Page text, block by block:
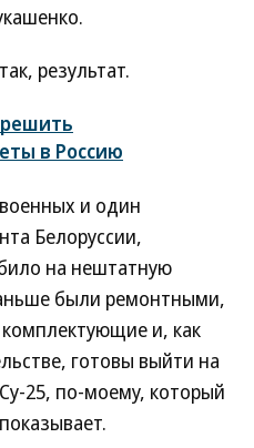
результат.
в Россию
и один
Белоруссии,
на нештатную
были ремонтными,
и, как
готовы выйти на
25, по-моему, который